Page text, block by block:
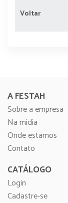
Voltar
A FESTAH
Sobre a empresa
Na mídia
Onde estamos
Contato
CATÁLOGO
Login
Cadastre-se